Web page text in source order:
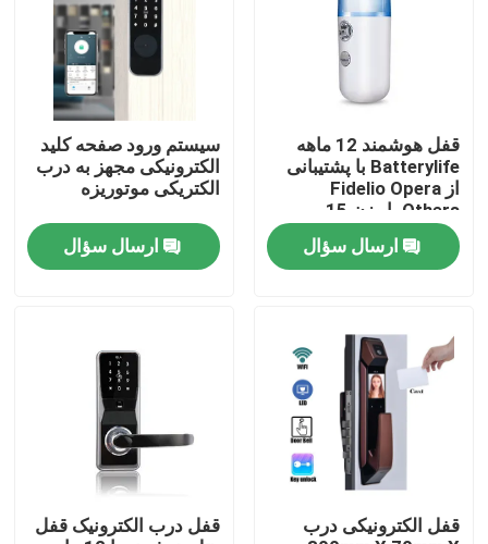
خونه
محصولات
ویدیو
قفل هوشمند 12 ماهه
Batterylife با پشتیبانی
از Fidelio Opera
Others با وزن 15
کیلوگرم مناسب برای راه
حل های امنیتی هتل
ارسال سؤال
سیستم ورود صفحه کلید
الکترونیکی مجهز به درب
الکتریکی موتوریزه
ارسال سؤال
قفل الکترونیکی درب
قفل درب الکترونیک قفل